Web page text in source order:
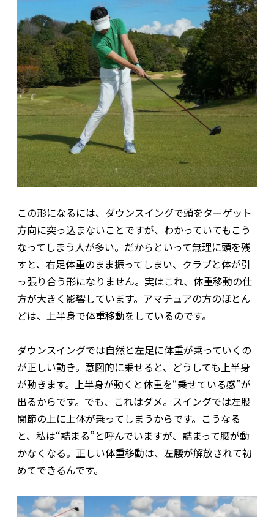
この形になるには、ダウンスイングで頭をターゲット
方向に突っ込まないことですが、わかっていてもこう
なってしまう人が多い。だからといって無理に頭を残
すと、右足体重のまま振ってしまい、クラブと体が引
っ張り合う形になりません。実はこれ、体重移動の仕
方が大きく影響しています。アマチュアの方のほとん
どは、上半身で体重移動をしているのです。
ダウンスイングでは自然と左足に体重が乗っていくの
が正しい動き。意図的に乗せると、どうしても上半身
が動きます。上半身が動くと体重を“乗せている感”が
出るからです。でも、これはダメ。スイングでは左股
関節の上に上体が乗ってしまうからです。こうなる
と、私は“詰まる”と呼んでいますが、詰まって腰が動
かなくなる。正しい体重移動は、左腰が解放されて初
めてできるんです。